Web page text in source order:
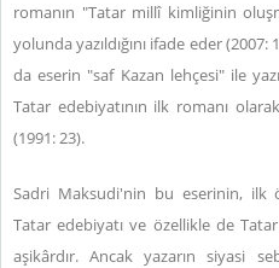
romanın "Tatar millî kimliğinin
yolunda yazıldığını ifade eder (2007:
da eserin "saf Kazan lehçesi" ile
Tatar edebiyatının ilk romanı
(1991: 23).
Sadri Maksudi'nin bu eserinin, ilk
Tatar edebiyatı ve özellikle de
aşikârdır. Ancak yazarın siyasi